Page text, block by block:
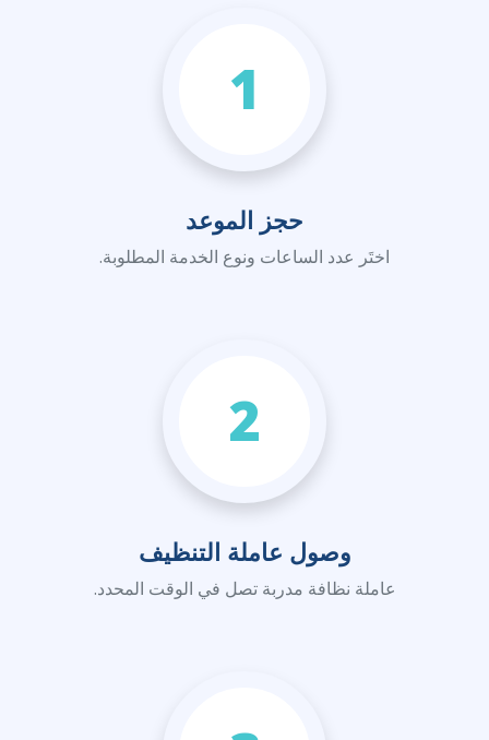
1
حجز الموعد
اختَر عدد الساعات ونوع الخدمة المطلوبة.
2
وصول عاملة التنظيف
عاملة نظافة مدربة تصل في الوقت المحدد.